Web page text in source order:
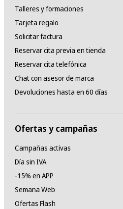
Talleres y formaciones
Tarjeta regalo
Solicitar factura
Reservar cita previa en tienda
Reservar cita telefónica
Chat con asesor de marca
Devoluciones hasta en 60 días
Ofertas y campañas
Campañas activas
Día sin IVA
-15% en APP
Semana Web
Ofertas Flash